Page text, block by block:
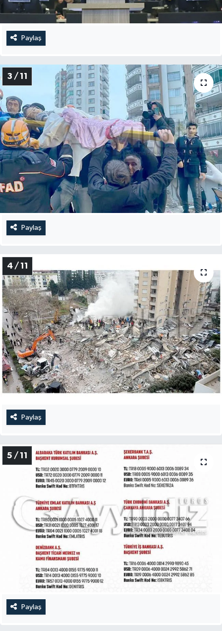
Paylaş
3 / 11
Paylaş
4 / 11
Paylaş
5 / 11
Paylaş